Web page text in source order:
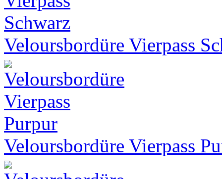
Veloursbordüre Vierpass
Veloursbordüre Vierpass